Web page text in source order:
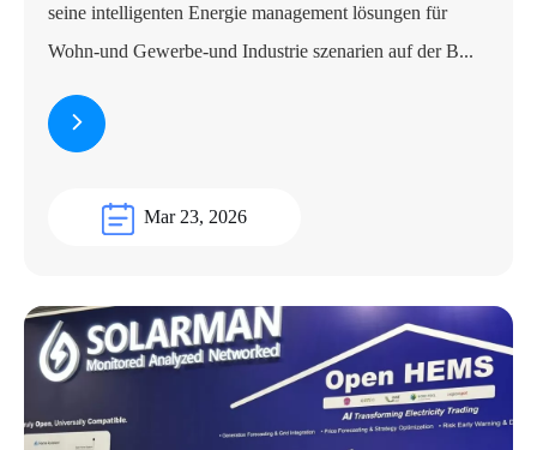
seine intelligenten Energie management lösungen für
Wohn-und Gewerbe-und Industrie szenarien auf der B...
Mar 23, 2026